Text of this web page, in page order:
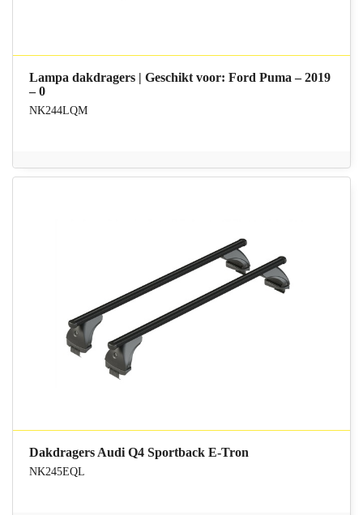
Lampa dakdragers | Geschikt voor: Ford Puma – 2019
– 0
NK244LQM
Dakdragers Audi Q4 Sportback E-Tron
NK245EQL